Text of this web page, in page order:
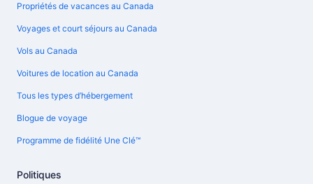
Propriétés de vacances au Canada
Voyages et court séjours au Canada
Vols au Canada
Voitures de location au Canada
Tous les types d’hébergement
Blogue de voyage
Programme de fidélité Une Clé™
Politiques